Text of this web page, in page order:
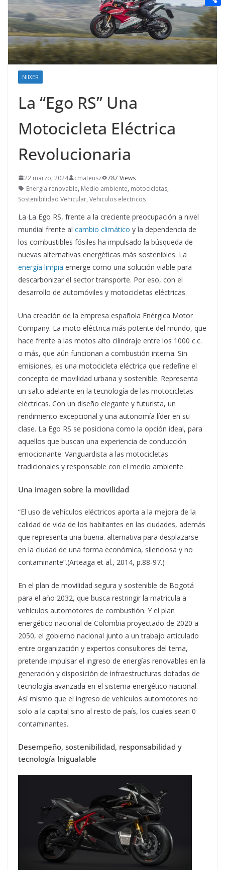
NIIXER
La “Ego RS” Una
Motocicleta Eléctrica
Revolucionaria
22 marzo, 2024 cmateusz
787 Views
Energía renovable, Medio ambiente, motocicletas,
Sostenibilidad Vehicular, Vehiculos electricos
La La Ego RS, frente a la creciente preocupación a nivel
mundial frente al cambio climático y la dependencia de
los combustibles fósiles ha impulsado la búsqueda de
nuevas alternativas energéticas más sostenibles. La
energía limpia emerge como una solución viable para
descarbonizar el sector transporte. Por eso, con el
desarrollo de automóviles y motocicletas eléctricas.
Una creación de la empresa española Enérgica Motor
Company. La moto eléctrica más potente del mundo, que
hace frente a las motos alto cilindraje entre los 1000 c.c.
o más, que aún funcionan a combustión interna. Sin
emisiones, es una motocicleta eléctrica que redefine el
concepto de movilidad urbana y sostenible. Representa
un salto adelante en la tecnología de las motocicletas
eléctricas. Con un diseño elegante y futurista, un
rendimiento excepcional y una autonomía líder en su
clase. La Ego RS se posiciona como la opción ideal, para
aquellos que buscan una experiencia de conducción
emocionante. Vanguardista a las motocicletas
tradicionales y responsable con el medio ambiente.
Una imagen sobre la movilidad
“El uso de vehículos eléctricos aporta a la mejora de la
calidad de vida de los habitantes en las ciudades, además
que representa una buena. alternativa para desplazarse
en la ciudad de una forma económica, silenciosa y no
contaminante”.(Arteaga et al., 2014, p.88-97.)
En el plan de movilidad segura y sostenible de Bogotá
para el año 2032, que busca restringir la matricula a
vehículos automotores de combustión. Y el plan
energético nacional de Colombia proyectado de 2020 a
2050, el gobierno nacional junto a un trabajo articulado
entre organización y expertos consultores del tema,
pretende impulsar el ingreso de energías renovables en la
generación y disposición de infraestructuras dotadas de
tecnología avanzada en el sistema energético nacional.
Así mismo que el ingreso de vehículos automotores no
solo a la capital sino al resto de país, los cuales sean 0
contaminantes.
Desempeño, sostenibilidad, responsabilidad y
tecnología Inigualable
n
g
e
r
e
e
r
e
s
a
i
l
e
d
d
i
C
m
p